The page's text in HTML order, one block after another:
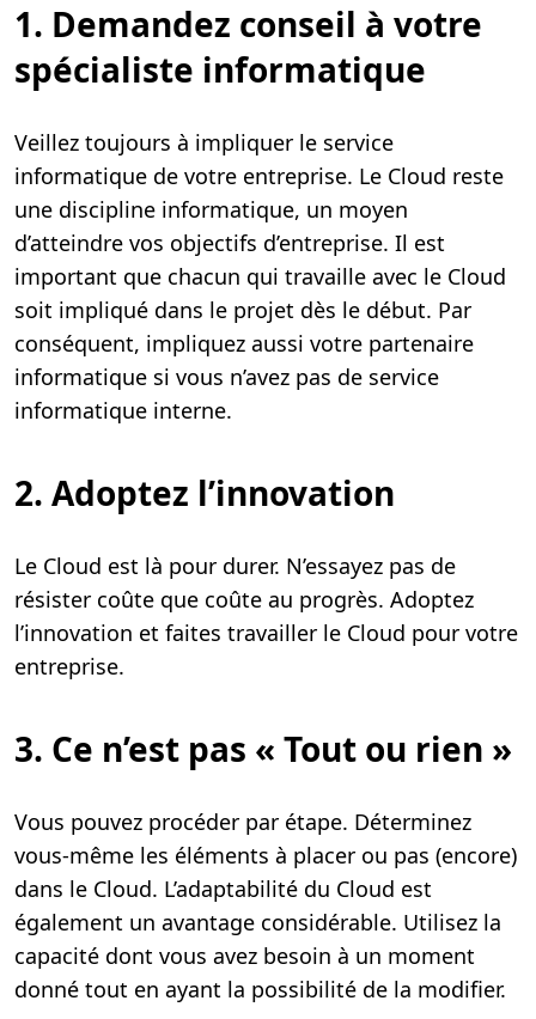
1. Demandez conseil à votre
spécialiste informatique
Veillez toujours à impliquer le service
informatique de votre entreprise. Le Cloud reste
une discipline informatique, un moyen
d’atteindre vos objectifs d’entreprise. Il est
important que chacun qui travaille avec le Cloud
soit impliqué dans le projet dès le début. Par
conséquent, impliquez aussi votre partenaire
informatique si vous n’avez pas de service
informatique interne.
2. Adoptez l’innovation
Le Cloud est là pour durer. N’essayez pas de
résister coûte que coûte au progrès. Adoptez
l’innovation et faites travailler le Cloud pour votre
entreprise.
3. Ce n’est pas « Tout ou rien »
Vous pouvez procéder par étape. Déterminez
vous-même les éléments à placer ou pas (encore)
dans le Cloud. L’adaptabilité du Cloud est
également un avantage considérable. Utilisez la
capacité dont vous avez besoin à un moment
donné tout en ayant la possibilité de la modifier.